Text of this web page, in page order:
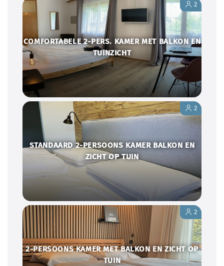
COMFORTABELE 2-PERS. KAMER MET BALKON EN
TUINZICHT
2
STANDAARD 2-PERSOONS KAMER BALKON EN
ZICHT OP TUIN
2
2-PERSOONS KAMER MET BALKON EN ZICHT OP
TUIN
2